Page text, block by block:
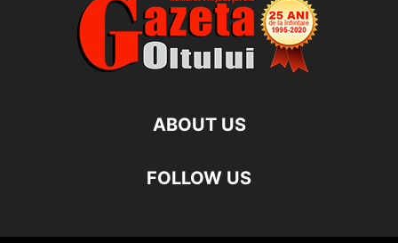
ABOUT US
FOLLOW US